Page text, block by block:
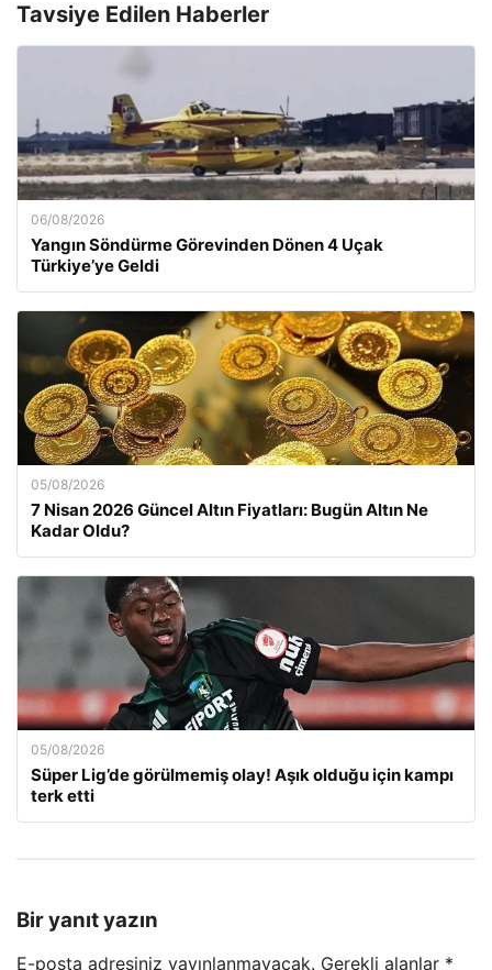
Tavsiye Edilen Haberler
06/08/2026
Yangın Söndürme Görevinden Dönen 4 Uçak
Türkiye’ye Geldi
05/08/2026
7 Nisan 2026 Güncel Altın Fiyatları: Bugün Altın Ne
Kadar Oldu?
05/08/2026
Süper Lig’de görülmemiş olay! Aşık olduğu için kampı
terk etti
Bir yanıt yazın
E-posta adresiniz yayınlanmayacak. Gerekli alanlar *